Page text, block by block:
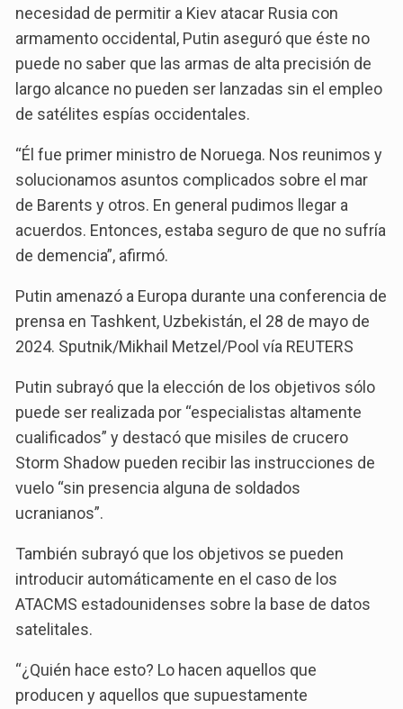
necesidad de permitir a Kiev atacar Rusia con
armamento occidental, Putin aseguró que éste no
puede no saber que las armas de alta precisión de
largo alcance no pueden ser lanzadas sin el empleo
de satélites espías occidentales.
“Él fue primer ministro de Noruega. Nos reunimos y
solucionamos asuntos complicados sobre el mar
de Barents y otros. En general pudimos llegar a
acuerdos. Entonces, estaba seguro de que no sufría
de demencia”, afirmó.
Putin amenazó a Europa durante una conferencia de
prensa en Tashkent, Uzbekistán, el 28 de mayo de
2024. Sputnik/Mikhail Metzel/Pool vía REUTERS
Putin subrayó que la elección de los objetivos sólo
puede ser realizada por “especialistas altamente
cualificados” y destacó que misiles de crucero
Storm Shadow pueden recibir las instrucciones de
vuelo “sin presencia alguna de soldados
ucranianos”.
También subrayó que los objetivos se pueden
introducir automáticamente en el caso de los
ATACMS estadounidenses sobre la base de datos
satelitales.
“¿Quién hace esto? Lo hacen aquellos que
producen y aquellos que supuestamente